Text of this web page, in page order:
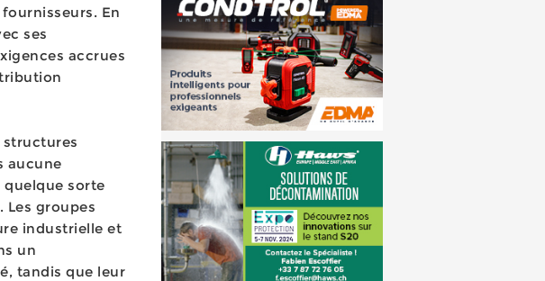
En
ses
accrues
structures
aucune
sorte
groupes
industrielle et
un
tandis que leur